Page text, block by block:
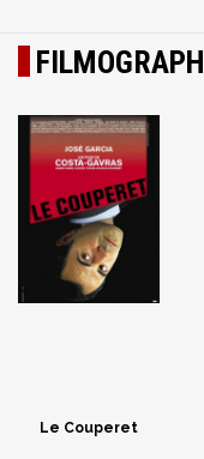
Le Couperet